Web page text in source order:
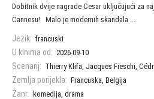
Dobitnik dvije nagrade Cesar uključujući za
Cannesu! Malo je modernih skandala ...
Jezik: francuski
U kinima od: 2026-09-10
Scenarij: Thierry Klifa, Jacques Fieschi,
Zemlja porijekla: Francuska, Belgija
Žanr: komedija, drama